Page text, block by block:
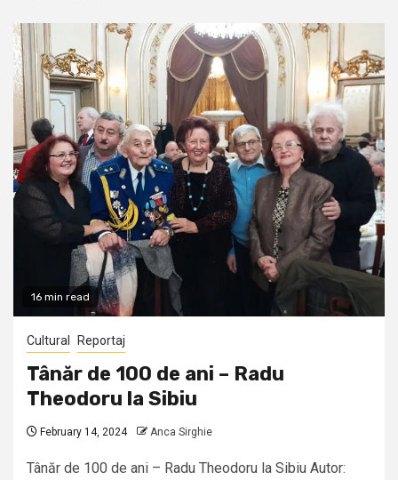
16 min read
Cultural Reportaj
Tânăr de 100 de ani – Radu
Theodoru la Sibiu
February 14, 2024 Anca Sirghie
Tânăr de 100 de ani – Radu Theodoru la Sibiu Autor: